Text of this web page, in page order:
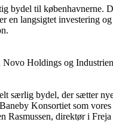
bydel til
en langsigtet investering
Holdings og
særlig bydel, der sætter
Konsortiet som
Rasmussen, direktør i